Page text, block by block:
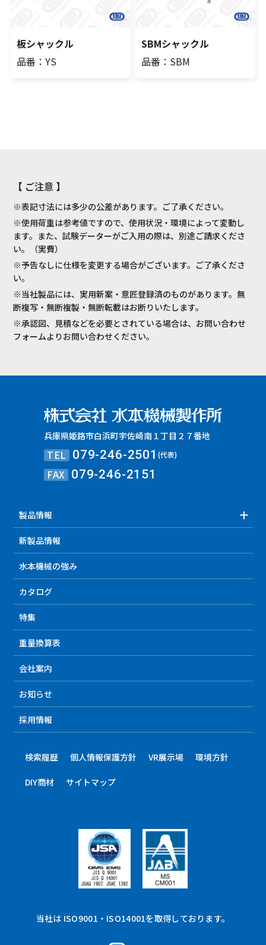
板シャックル
品番：YS
SBMシャックル
品番：SBM
【 ご注意 】
※表記寸法には多少の公差があります。ご了承ください。
※使用荷重は参考値ですので、使用状況・環境によって変動し
ます。また、試験データーがご入用の際は、別途ご請求くださ
い。（実費）
※予告なしに仕様を変更する場合がございます。ご了承くださ
い。
※当社製品には、実用新案・意匠登録済のものがあります。無
断複写・無断複製・無断転載はお断りいたします。
※承認図、見積などを必要とされている場合は、お問い合わせ
フォームよりお問い合わせください。
兵庫県姫路市白浜町宇佐崎南１丁目２７番地
TEL 079-246-2501(代表)
FAX 079-246-2151
製品情報
新製品情報
水本機械の強み
カタログ
特集
重量換算表
会社案内
お知らせ
採用情報
検索履歴 個人情報保護方針 VR展示場 環境方針
DIY商材 サイトマップ
当社は ISO9001・ISO14001を取得しております。